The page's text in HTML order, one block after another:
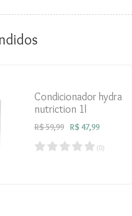
Condicionador hydra
nutriction 1l
R$ 59,99 R$ 47,99
(0)